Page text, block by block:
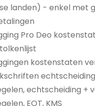
landen) - enkel met
Pro Deo
kostenstaten
echtscheiding +
EOT, KMS